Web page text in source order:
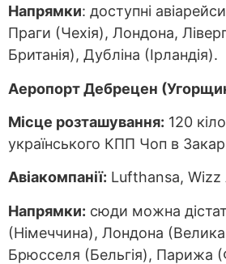
Напрямки: доступні
Праги (Чехія), Лондона,
Британія), Дубліна (Ірландія).
Аеропорт Дебрецен
Місце розташування: 120
українського КПП Чоп в
Авіакомпанії: Lufthansa, Wizz
Напрямки: сюди можна
(Німеччина), Лондона (Велика
Брюсселя (Бельгія), Парижа